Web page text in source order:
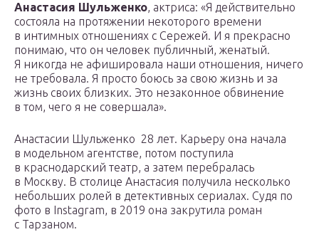
Анастасия Шульженко, актриса: «Я действительно
состояла на протяжении некоторого времени
в интимных отношениях с Сережей. И я прекрасно
понимаю, что он человек публичный, женатый.
Я никогда не афишировала наши отношения, ничего
не требовала. Я просто боюсь за свою жизнь и за
жизнь своих близких. Это незаконное обвинение
в том, чего я не совершала».
Анастасии Шульженко 28 лет. Карьеру она начала
в модельном агентстве, потом поступила
в краснодарский театр, а затем перебралась
в Москву. В столице Анастасия получила несколько
небольших ролей в детективных сериалах. Судя по
фото в Instagram, в 2019 она закрутила роман
с Тарзаном.